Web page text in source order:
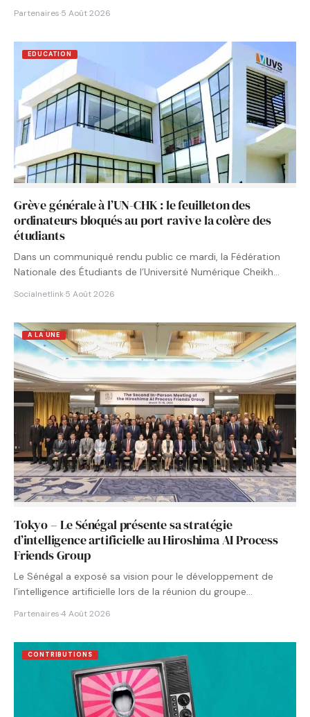
Partenaires·5 Août 2026
EDUCATION
Grève générale à l’UN-CHK : le feuilleton des
ordinateurs bloqués au port ravive la colère des
étudiants
Dans un communiqué rendu public ce mardi, la Fédération
Nationale des Étudiants de l’Université Numérique Cheikh
Socialnetlink·5 Août 2026
A LA UNE
Tokyo – Le Sénégal présente sa stratégie
d’intelligence artificielle au Hiroshima AI Process
Friends Group
Le Sénégal a exposé sa vision pour le développement de
l’intelligence artificielle lors de la réunion du groupe…
Partenaires·4 Août 2026
CONTRIBUTIONS